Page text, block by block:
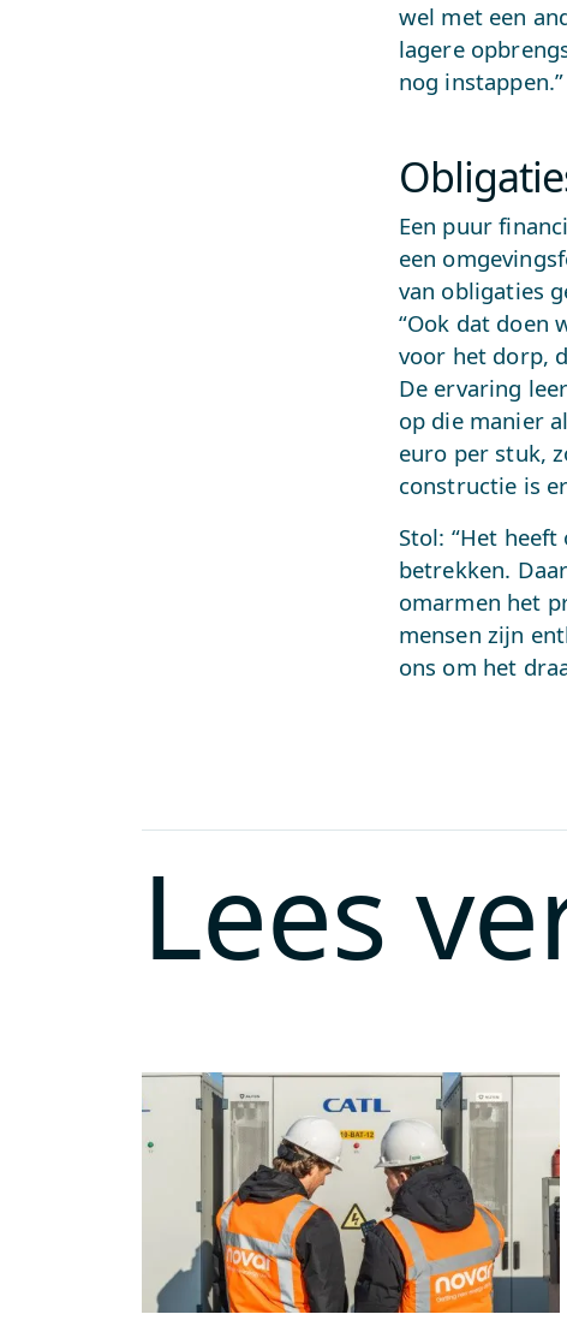
wel met een
lagere
nog instappen.”
Een puur
een
van obligaties
“Ook dat doen
voor het dorp,
De ervaring
op die manier
euro per stuk,
constructie is
Stol: “Het
betrekken.
omarmen het
mensen zijn
ons om het
Lees